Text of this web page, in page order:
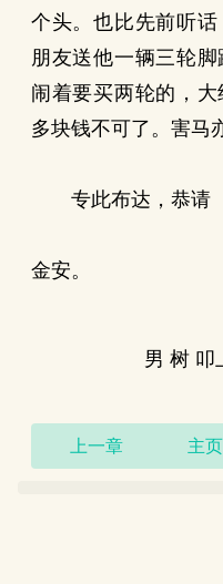
个头。也比先前听
朋友送他一辆三轮
闹着要买两轮的，
多块钱不可了。害马
专此布达，恭请
金安。
男 树 叩
上一章 主页